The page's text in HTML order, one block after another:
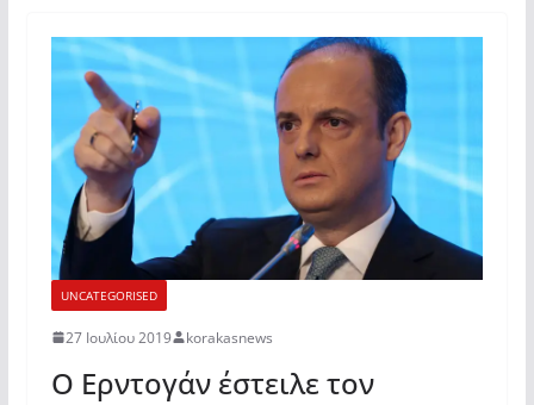
UNCATEGORISED
27 Ιουλίου 2019 korakasnews
Ο Ερντογάν έστειλε τον